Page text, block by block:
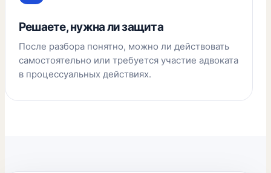
Решаете, нужна ли защита
После разбора понятно, можно ли действовать
самостоятельно или требуется участие адвоката
в процессуальных действиях.